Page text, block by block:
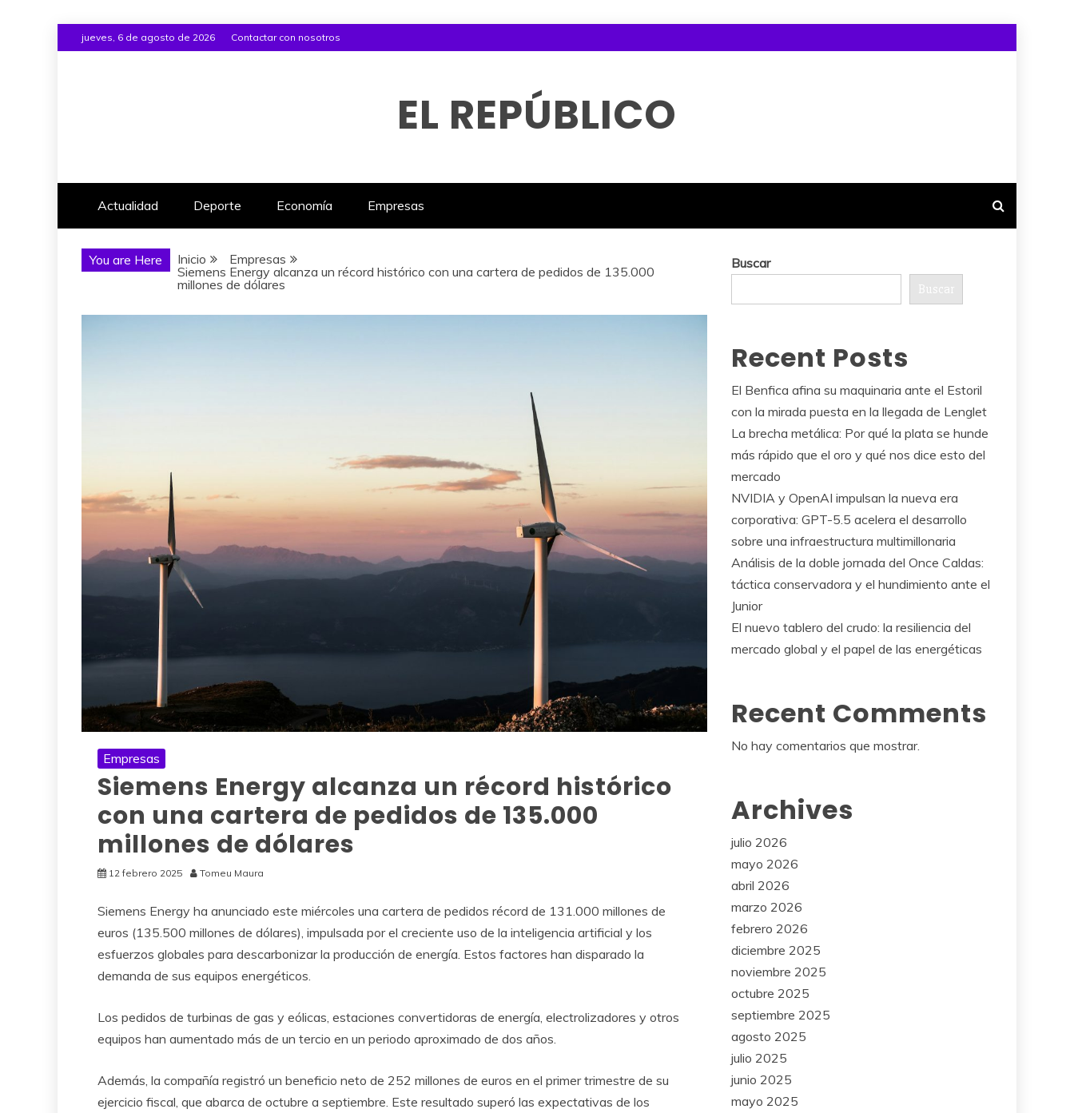
Saltar
al
jueves, 6 de agosto de 2026 Contactar con nosotros
EL REPÚBLICO
Actualidad Deporte Economía Empresas
You are Here Inicio
Empresas
Siemens Energy alcanza un récord histórico con una cartera de pedidos de 135.000
millones de dólares
Empresas
Siemens Energy alcanza un récord histórico
con una cartera de pedidos de 135.000
millones de dólares
12 febrero 2025 Tomeu Maura
Siemens Energy ha anunciado este miércoles una cartera de pedidos récord de 131.000 millones de
euros (135.500 millones de dólares), impulsada por el creciente uso de la inteligencia artificial y los
esfuerzos globales para descarbonizar la producción de energía. Estos factores han disparado la
demanda de sus equipos energéticos.
Los pedidos de turbinas de gas y eólicas, estaciones convertidoras de energía, electrolizadores y otros
equipos han aumentado más de un tercio en un periodo aproximado de dos años.
Además, la compañía registró un beneficio neto de 252 millones de euros en el primer trimestre de su
ejercicio fiscal, que abarca de octubre a septiembre. Este resultado superó las expectativas de los
Buscar
Buscar
Recent Posts
El Benfica afina su maquinaria ante el Estoril
con la mirada puesta en la llegada de Lenglet
La brecha metálica: Por qué la plata se hunde
más rápido que el oro y qué nos dice esto del
mercado
NVIDIA y OpenAI impulsan la nueva era
corporativa: GPT-5.5 acelera el desarrollo
sobre una infraestructura multimillonaria
Análisis de la doble jornada del Once Caldas:
táctica conservadora y el hundimiento ante el
Junior
El nuevo tablero del crudo: la resiliencia del
mercado global y el papel de las energéticas
Recent Comments
No hay comentarios que mostrar.
Archives
julio 2026
mayo 2026
abril 2026
marzo 2026
febrero 2026
diciembre 2025
noviembre 2025
octubre 2025
septiembre 2025
agosto 2025
julio 2025
junio 2025
mayo 2025